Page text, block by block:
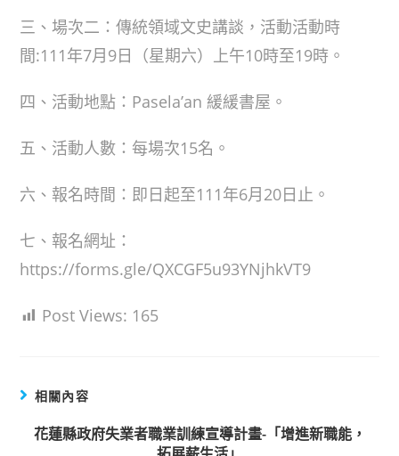
三、場次二：傳統領域文史講談，活動活動時
間:111年7月9日（星期六）上午10時至19時。
四、活動地點：Pasela’an 緩緩書屋。
五、活動人數：每場次15名。
六、報名時間：即日起至111年6月20日止。
七、報名網址：
https://forms.gle/QXCGF5u93YNjhkVT9
Post Views: 165
相關內容
花蓮縣政府失業者職業訓練宣導計畫-「增進新職能，